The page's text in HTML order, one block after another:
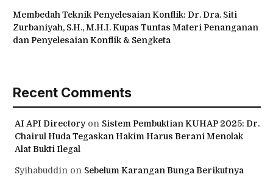
Membedah Teknik Penyelesaian Konflik: Dr. Dra. Siti
Zurbaniyah, S.H., M.H.I. Kupas Tuntas Materi Penanganan
dan Penyelesaian Konflik & Sengketa
Recent Comments
AI API Directoryon Sistem Pembuktian KUHAP 2025: Dr.
Chairul Huda Tegaskan Hakim Harus Berani Menolak
Alat Bukti Ilegal
Syihabuddin on Sebelum Karangan Bunga Berikutnya